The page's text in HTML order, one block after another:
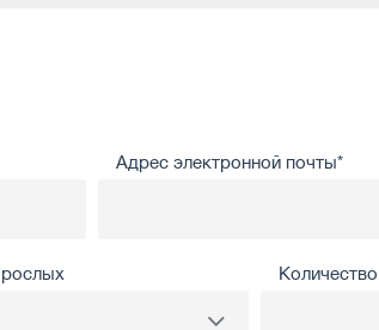
Адрес электронной почты*